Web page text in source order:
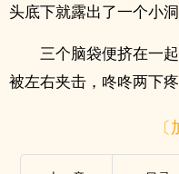
头底下就露出了一个小洞
三个脑袋便挤在一
被左右夹击，咚咚两下疼